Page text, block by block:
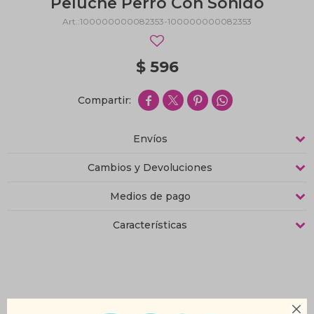

100000000082353-100000000082353
$ 596
   
Envíos
Cambios y Devoluciones
Medios de pago
Características